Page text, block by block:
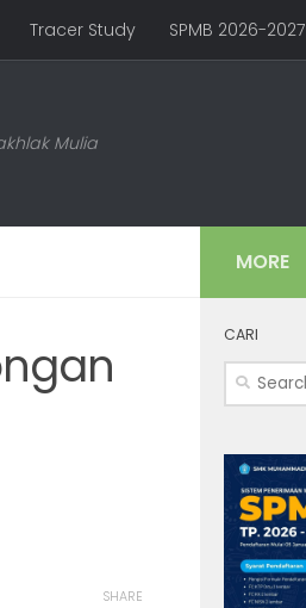
Tracer Study SPMB 2026-2027
Mulia
SHARE
MORE
CARI
Search